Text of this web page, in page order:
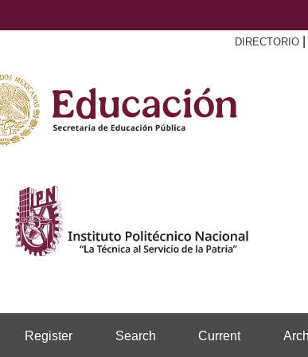
DIRECTORIO
Register Search Current